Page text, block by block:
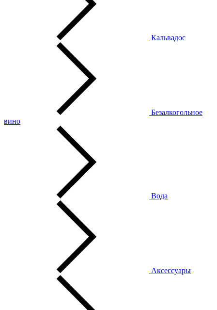
Кальвадос
Безалкогольное
вино
Вода
Аксессуары